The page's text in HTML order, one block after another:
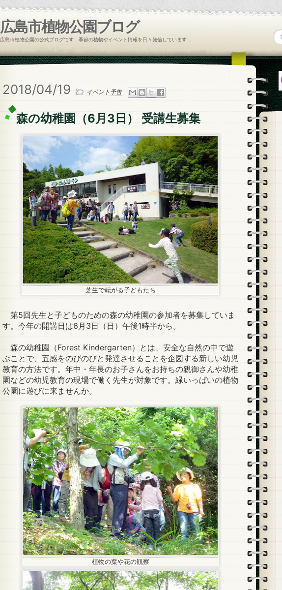
広島市植物公園ブログ
広島市植物公園の公式ブログです．季節の植物やイベント情報を日々発信しています．
2018/04/19 イベント予告
森の幼稚園（6月3日） 受講生募集
芝生で転がる子どもたち
第5回先生と子どものための森の幼稚園の参加者を募集していま
す。今年の開講日は6月3日（日）午後1時半から。
森の幼稚園（Forest Kindergarten）とは、安全な自然の中で遊
ぶことで、五感をのびのびと発達させることを企図する新しい幼児
教育の方法です。年中・年長のお子さんをお持ちの親御さんや幼稚
園などの幼児教育の現場で働く先生が対象です。緑いっぱいの植物
公園に遊びに来ませんか。
植物の葉や花の観察